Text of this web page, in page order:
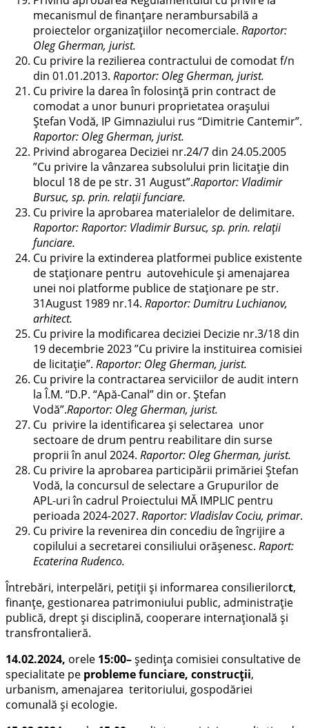
mecanismul de finanțare nerambursabilă a
proiectelor organizațiilor necomerciale. Raportor:
Oleg Gherman, jurist.
Cu privire la rezilierea contractului de comodat f/n
din 01.01.2013. Raportor: Oleg Gherman, jurist.
Cu privire la darea în folosință prin contract de
comodat a unor bunuri proprietatea oraşului
Ştefan Vodă, IP Gimnaziului rus “Dimitrie Cantemir”.
Raportor: Oleg Gherman, jurist.
Privind abrogarea Deciziei nr.24/7 din 24.05.2005
”Cu privire la vânzarea subsolului prin licitație din
blocul 18 de pe str. 31 August”.Raportor: Vladimir
Bursuc, sp. prin. relații funciare.
Cu privire la aprobarea materialelor de delimitare.
Raportor: Raportor: Vladimir Bursuc, sp. prin. relații
funciare.
Cu privire la extinderea platformei publice existente
de staționare pentru autovehicule și amenajarea
unei noi platforme publice de staționare pe str.
31August 1989 nr.14. Raportor: Dumitru Luchianov,
arhitect.
Cu privire la modificarea deciziei Decizie nr.3/18 din
19 decembrie 2023 ”Cu privire la instituirea comisiei
de licitație”. Raportor: Oleg Gherman, jurist.
Cu privire la contractarea serviciilor de audit intern
la Î.M. “D.P. “Apă-Canal” din or. Ştefan
Vodă”.Raportor: Oleg Gherman, jurist.
Cu privire la identificarea şi selectarea unor
sectoare de drum pentru reabilitare din surse
proprii în anul 2024. Raportor: Oleg Gherman, jurist.
Cu privire la aprobarea participării primăriei Ștefan
Vodă, la concursul de selectare a Grupurilor de
APL-uri în cadrul Proiectului MĂ IMPLIC pentru
perioada 2024-2027. Raportor: Vladislav Cociu, primar.
Cu privire la revenirea din concediu de îngrijire a
copilului a secretarei consiliului orășenesc. Raport:
Ecaterina Rudenco.
Întrebări, interpelări, petiții și informarea consilierilorct,
finanțe, gestionarea patrimoniului public, administrație
publică, drept și disciplină, cooperare internațională și
transfrontalieră.
14.02.2024, orele 15:00–ședința comisiei consultative de
specialitate pe probleme funciare, construcții,
urbanism, amenajarea teritoriului, gospodăriei
comunală și ecologie.